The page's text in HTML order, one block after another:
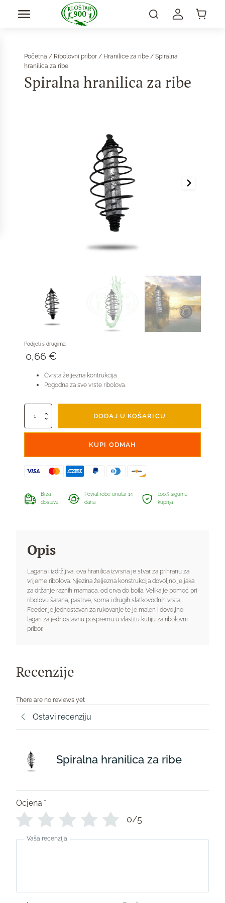
Početna / Ribolovni pribor / Hranilice za ribe / Spiralna
hranilica za ribe
Spiralna hranilica za ribe
Podijeli s drugima:
0,66 €
Čvrsta željezna kontrukcija.
Pogodna za sve vrste ribolova.
Spiralna
hranilica
za
DODAJ U KOŠARICU
KUPI ODMAH
Brza
dostava
Povrat robe unutar 14
dana
100% sigurna
kupnja
Opis
Lagana i izdržljiva, ova hranilica izvrsna je stvar za prihranu za
vrijeme ribolova. Njezina željezna konstrukcija dovoljno je jaka
za držanje raznih mamaca, od crva do boila. Velika je pomoć pri
ribolovu šarana, pastrve, soma i drugih slatkovodnih vrsta.
Feeder je jednostavan za rukovanje te je malen i dovoljno
lagan za jednostavnu pospremu u vlastitu kutiju za ribolovni
pribor.
Recenzije
There are no reviews yet
Ostavi recenziju
Spiralna hranilica za ribe
Ocjena *
0/5
Vaša recenzija